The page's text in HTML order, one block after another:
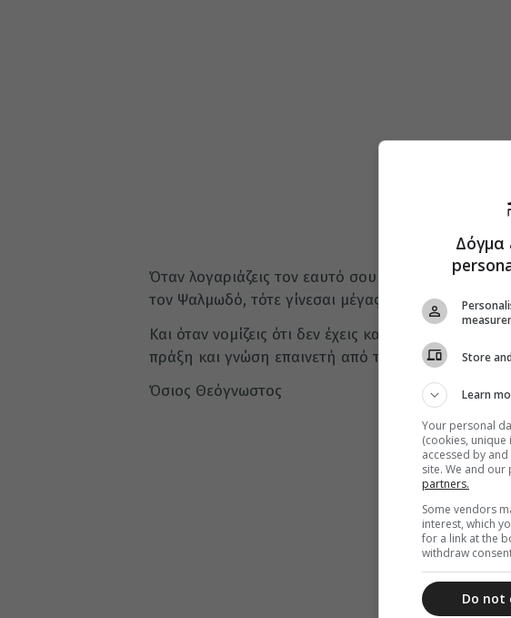
Όταν λογαριάζεις τον εαυτό σου σαν ένα τίποτε
τον Ψαλμωδό, τότε γίνεσαι μέγας από μικρός
Και όταν νομίζεις ότι δεν έχεις και δεν γνωρίζεις
πράξη και γνώση επαινετή από τον Κύριο.
Όσιος Θεόγνωστος
Δόγμα
Store
Learn
Your personal
(cookies,
accessed by
site. We and
partners.
Some vendors
interest, which
for a link at the
withdraw
Do not